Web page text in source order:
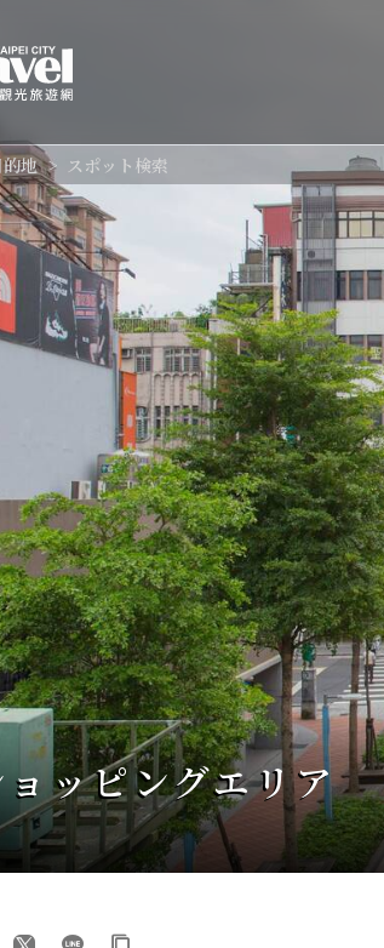
地 スポット検索
ッピングエリア